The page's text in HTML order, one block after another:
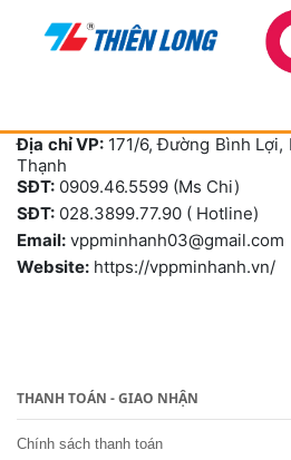
Địa chỉ VP: 171/6, Đường Bình
Thạnh
SĐT: 0909.46.5599 (Ms Chi)
SĐT: 028.3899.77.90 ( Hotline)
Email: vppminhanh03@gmail.com
Website: https://vppminhanh.vn/
THANH TOÁN - GIAO NHẬN
Chính sách thanh toán